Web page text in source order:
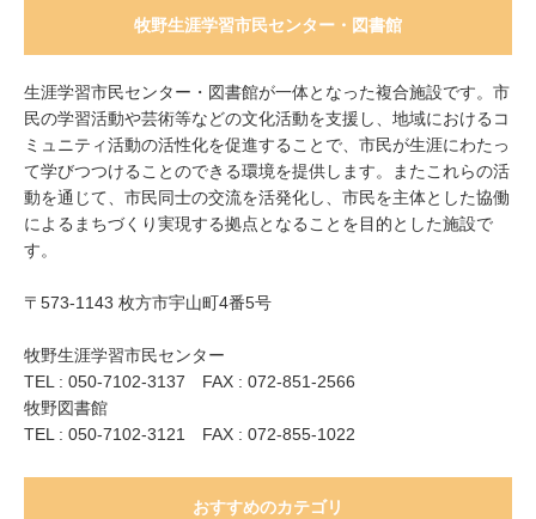
牧野生涯学習市民センター・図書館
生涯学習市民センター・図書館が一体となった複合施設です。市
民の学習活動や芸術等などの文化活動を支援し、地域におけるコ
ミュニティ活動の活性化を促進することで、市民が生涯にわたっ
て学びつつけることのできる環境を提供します。またこれらの活
動を通じて、市民同士の交流を活発化し、市民を主体とした協働
によるまちづくり実現する拠点となることを目的とした施設で
す。
〒573-1143 枚方市宇山町4番5号
牧野生涯学習市民センター
TEL : 050-7102-3137 FAX : 072-851-2566
牧野図書館
TEL : 050-7102-3121 FAX : 072-855-1022
おすすめのカテゴリ